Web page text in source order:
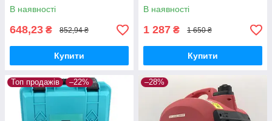
В наявності
648,23 ₴ 852,94 ₴
Купити
В наявності
1 287 ₴ 1 650 ₴
Купити
Топ продажів –22% –28%